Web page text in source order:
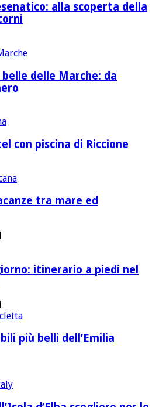
alla scoperta della
belle delle Marche: da
con piscina di Riccione
tra mare ed
itinerario a piedi nel
più belli dell’Emilia